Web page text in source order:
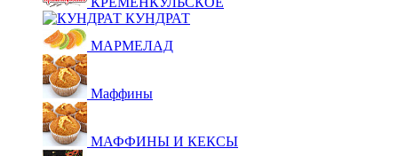
КУНДРАТ
МАРМЕЛАД
Маффины
МАФФИНЫ И КЕКСЫ